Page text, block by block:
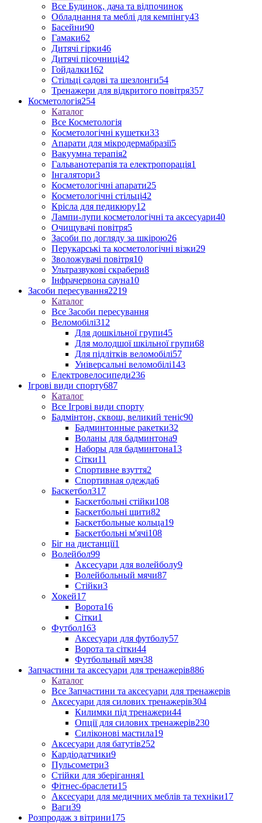
Все Будинок, дача та відпочинок
Обладнання та меблі для кемпінгу43
Басейни90
Гамаки62
Дитячі гірки46
Дитячі пісочниці42
Гойдалки162
Стільці садові та шезлонги54
Тренажери для відкритого повітря357
Косметологія254
Каталог
Все Косметологія
Косметологічні кушетки33
Апарати для мікродермабразії5
Вакуумна терапія2
Гальванотерапія та електропорація1
Інгалятори3
Косметологічні апарати25
Косметологічні стільці42
Крісла для педикюру12
Лампи-лупи косметологічні та аксесуари40
Очищувачі повітря5
Засоби по догляду за шкірою26
Перукарські та косметологічні візки29
Зволожувачі повітря10
Ультразвукові скрабери8
Інфрачервона сауна10
Засоби пересування2219
Каталог
Все Засоби пересування
Веломобілі312
Для дошкільної групи45
Для молодшої шкільної групи68
Для підлітків веломобілі57
Універсальні веломобілі143
Електровелосипеди236
Ігрові види спорту687
Каталог
Все Ігрові види спорту
Бадмінтон, сквош, великий теніс90
Бадминтонные ракетки32
Воланы для бадминтона9
Наборы для бадминтона13
Сітки11
Спортивне взуття2
Спортивная одежда6
Баскетбол317
Баскетбольні стійки108
Баскетбольні щити82
Баскетбольные кольца19
Баскетбольні м'ячі108
Біг на дистанції1
Волейбол99
Аксесуари для волейболу9
Волейбольный мячи87
Стійки3
Хокей17
Ворота16
Сітки1
Футбол163
Аксесуари для футболу57
Ворота та сітки44
Футбольный мяч38
Запчастини та аксесуари для тренажерів886
Каталог
Все Запчастини та аксесуари для тренажерів
Аксесуари для силових тренажерів304
Килимки під тренажери44
Опції для силових тренажерів230
Силіконові мастила19
Аксесуари для батутів252
Кардіодатчики9
Пульсометри3
Стійки для зберігання1
Фітнес-браслети15
Аксесуари для медичних меблів та техніки17
Ваги39
Розпродаж з вітрини175